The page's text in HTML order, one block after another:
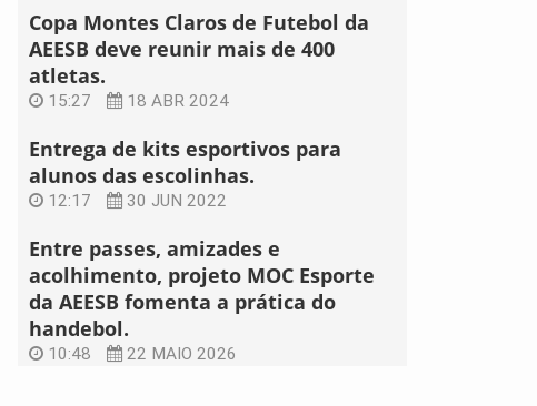
Copa Montes Claros de Futebol da
AEESB deve reunir mais de 400
atletas.
15:27 18 ABR 2024
Entrega de kits esportivos para
alunos das escolinhas.
12:17 30 JUN 2022
Entre passes, amizades e
acolhimento, projeto MOC Esporte
da AEESB fomenta a prática do
handebol.
10:48 22 MAIO 2026